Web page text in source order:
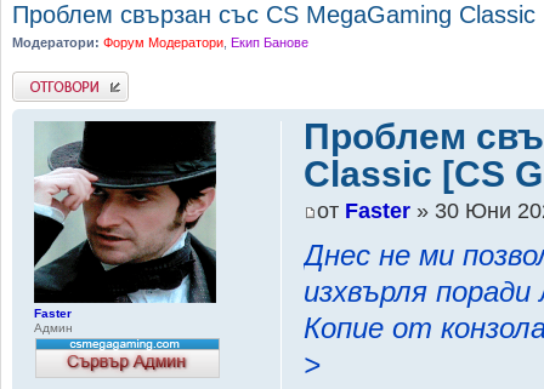
Проблем свързан със CS MegaGaming
Модератори: Форум Модератори Екип Банове
Добави отговор
Проблем
Classic [CS
от Faster » 30 Юни
Днес не ми
изхвърля
Копие от
>
Faster
Админ